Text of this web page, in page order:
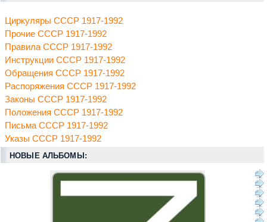
Циркуляры СССР 1917-1992
Прочие СССР 1917-1992
Правила СССР 1917-1992
Инструкции СССР 1917-1992
Обращения СССР 1917-1992
Распоряжения СССР 1917-1992
Законы СССР 1917-1992
Положения СССР 1917-1992
Письма СССР 1917-1992
Указы СССР 1917-1992
НОВЫЕ АЛЬБОМЫ: